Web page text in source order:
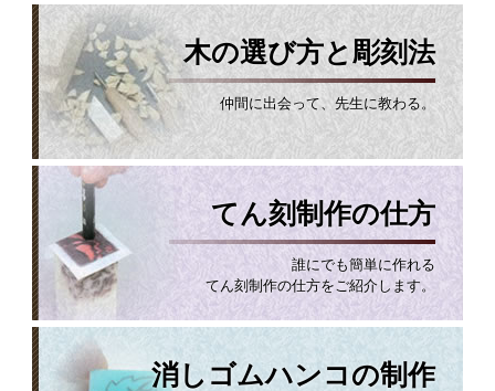
木の選び方と彫刻法
仲間に出会って、先生に教わる。
てん刻制作の仕方
誰にでも簡単に作れる
てん刻制作の仕方をご紹介します。
消しゴムハンコの制作